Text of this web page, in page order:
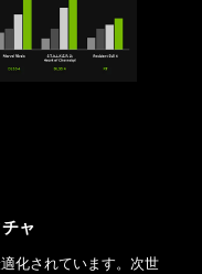
ャ
化されています。次世